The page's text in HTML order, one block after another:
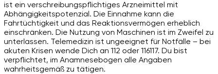
ist ein verschreibungspflichtiges Arzneimittel mit
Abhängigkeitspotenzial. Die Einnahme kann die
Fahrtüchtigkeit und das Reaktionsvermögen erheblich
einschränken. Die Nutzung von Maschinen ist im Zweifel zu
unterlassen. Telemedizin ist ungeeignet für Notfälle – bei
akuten Krisen wende Dich an 112 oder 116117. Du bist
verpflichtet, im Anamnesebogen alle Angaben
wahrheitsgemäß zu tätigen.